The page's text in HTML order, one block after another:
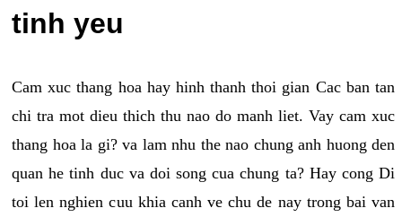
tinh yeu
Cam xuc thang hoa hay hinh thanh thoi gian Cac ban tan
chi tra mot dieu thich thu nao do manh liet. Vay cam xuc
thang hoa la gi? va lam nhu the nao chung anh huong den
quan he tinh duc va doi song cua chung ta? Hay cong Di
toi len nghien cuu khia canh ve chu de nay trong bai van